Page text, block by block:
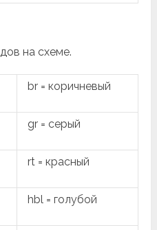
на схеме.
br = коричневый
gr = серый
rt = красный
hbl = голубой